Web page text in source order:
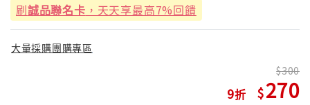
刷誠品聯名卡 ，天天享最高7%回饋
大量採購團購專區
9
300
270